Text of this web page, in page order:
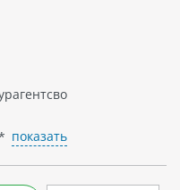
показать